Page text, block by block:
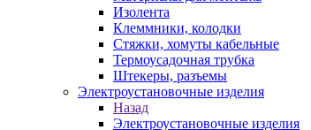
Изолента
Клеммники, колодки
Стяжки, хомуты кабельные
Термоусадочная трубка
Штекеры, разъемы
Электроустановочные изделия
Назад
Электроустановочные изделия